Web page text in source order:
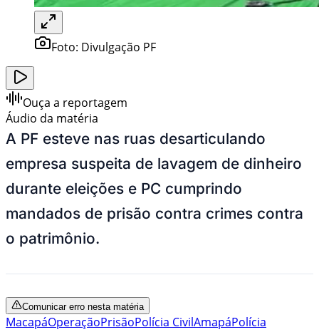
Foto: Divulgação PF
Ouça a reportagem
Áudio da matéria
A PF esteve nas ruas desarticulando
empresa suspeita de lavagem de dinheiro
durante eleições e PC cumprindo
mandados de prisão contra crimes contra
o patrimônio.
Comunicar erro nesta matéria
MacapáOperaçãoPrisãoPolícia CivilAmapáPolícia